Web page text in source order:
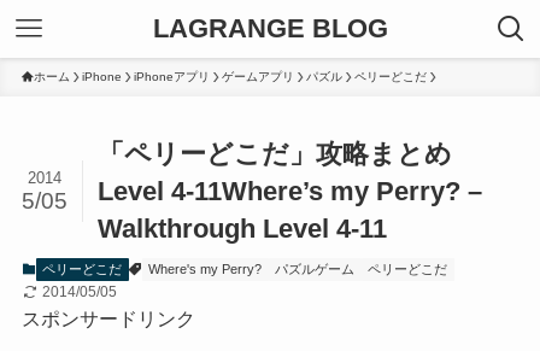
LAGRANGE BLOG
ホーム iPhone iPhoneアプリ ゲームアプリ パズル ペリーどこだ
「ペリーどこだ」攻略まとめ
Level 4-11Where’s my Perry? –
Walkthrough Level 4-11
2014
5/05
ペリーどこだ Where's my Perry? パズルゲーム ペリーどこだ
2014/05/05
スポンサードリンク